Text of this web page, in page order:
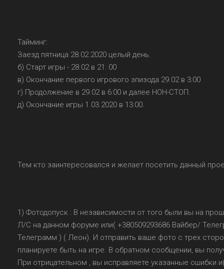
Тайминг:
Заезд пятница 28.02.2020 целый день.
б) Старт игры - 28.02 в 21: 00
в) Окончание первого игрового эпизода 29.02 в 3:00
г) Продолжение в 29.02 в 6:00 и далее НОН-СТОП.
д) Окончание игры 1.03.2020 в 13:00.
Тем кто заинтересовался и желает посетить данный
1) Фотодопуск : В независимости от того были вы на
Л/С на данном форуме или( +380509293686 Вайбер/
Телеграмм ) ( Леон). И отправить ваше фото с трех
планируете быть на игре. В обратном сообщении, вы
При отрицательном , вы исправляете указанные ошибки